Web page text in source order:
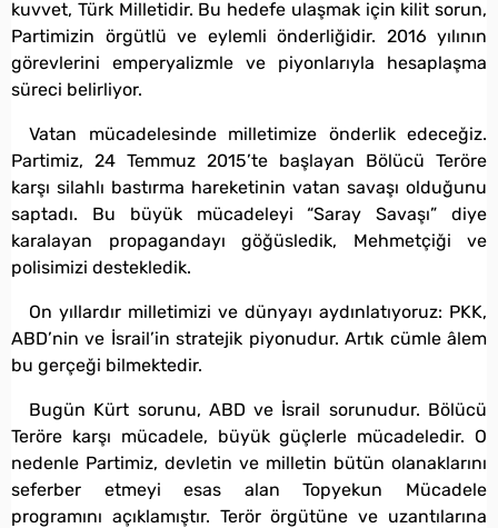
kuvvet, Türk Milletidir. Bu hedefe ulaşmak için kilit sorun,
Partimizin örgütlü ve eylemli önderliğidir. 2016 yılının
görevlerini emperyalizmle ve piyonlarıyla hesaplaşma
süreci belirliyor.
Vatan mücadelesinde milletimize önderlik edeceğiz.
Partimiz, 24 Temmuz 2015’te başlayan Bölücü Teröre
karşı silahlı bastırma hareketinin vatan savaşı olduğunu
saptadı. Bu büyük mücadeleyi “Saray Savaşı” diye
karalayan propagandayı göğüsledik, Mehmetçiği ve
polisimizi destekledik.
On yıllardır milletimizi ve dünyayı aydınlatıyoruz: PKK,
ABD’nin ve İsrail’in stratejik piyonudur. Artık cümle âlem
bu gerçeği bilmektedir.
Bugün Kürt sorunu, ABD ve İsrail sorunudur. Bölücü
Teröre karşı mücadele, büyük güçlerle mücadeledir. O
nedenle Partimiz, devletin ve milletin bütün olanaklarını
seferber etmeyi esas alan Topyekun Mücadele
programını açıklamıştır. Terör örgütüne ve uzantılarına